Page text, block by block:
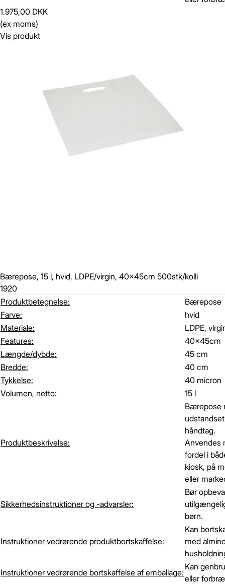
1.975,00 DKK
(ex moms)
Vis produkt
Bærepose, 15 l, hvid, LDPE/virgin, 40x45cm 500stk/kolli
1920
Produktbetegnelse:
Bærepose
Farve:
hvid
Materiale:
LDPE,
Features:
40x45cm
Længde/dybde:
45 cm
Bredde:
40 cm
Tykkelse:
40 micron
Volumen, netto:
15 l
Produktbeskrivelse:
Bærepose
udstandset
håndtag.
Anvendes
fordel i
kiosk, på
eller
Sikkerhedsinstruktioner og -advarsler:
Bør
børn.
Instruktioner vedrørende produktbortskaffelse:
Kan
med
Instruktioner vedrørende bortskaffelse af emballage:
Kan
eller
Luk vindue